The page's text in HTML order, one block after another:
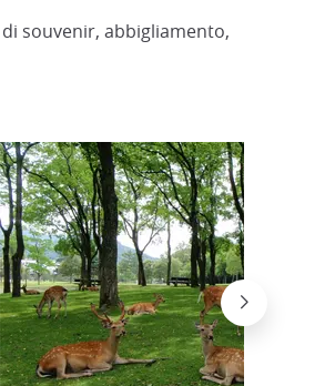
souvenir, abbigliamento,